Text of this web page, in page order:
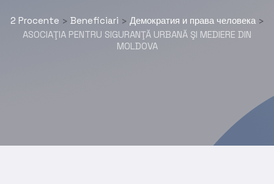
2 Procente > Beneficiari > Демократия и права человека>
ASOCIAŢIA PENTRU SIGURANŢĂ URBANĂ ŞI MEDIERE DIN
MOLDOVA